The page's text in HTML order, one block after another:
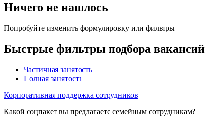
Ничего не нашлось
Попробуйте изменить формулировку или фильтры
Быстрые фильтры подбора вакансий
Частичная занятость
Полная занятость
Корпоративная поддержка сотрудников
Какой соцпакет вы предлагаете семейным сотрудникам?